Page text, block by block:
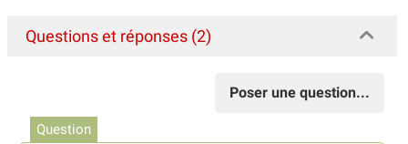
Questions et réponses (2)
Poser une question...
Question